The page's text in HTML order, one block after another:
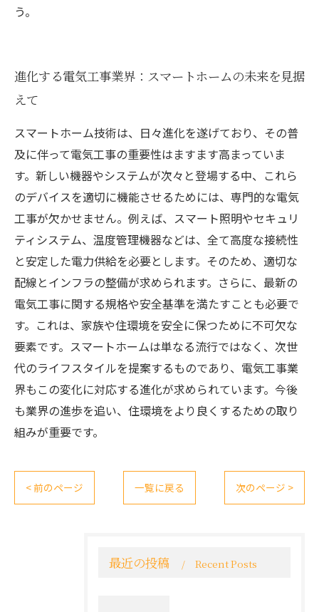
う。
進化する電気工事業界：スマートホームの未来を見据
えて
スマートホーム技術は、日々進化を遂げており、その普
及に伴って電気工事の重要性はますます高まっていま
す。新しい機器やシステムが次々と登場する中、これら
のデバイスを適切に機能させるためには、専門的な電気
工事が欠かせません。例えば、スマート照明やセキュリ
ティシステム、温度管理機器などは、全て高度な接続性
と安定した電力供給を必要とします。そのため、適切な
配線とインフラの整備が求められます。さらに、最新の
電気工事に関する規格や安全基準を満たすことも必要で
す。これは、家族や住環境を安全に保つために不可欠な
要素です。スマートホームは単なる流行ではなく、次世
代のライフスタイルを提案するものであり、電気工事業
界もこの変化に対応する進化が求められています。今後
も業界の進歩を追い、住環境をより良くするための取り
組みが重要です。
< 前のページ 一覧に戻る 次のページ >
最近の投稿 Recent Posts